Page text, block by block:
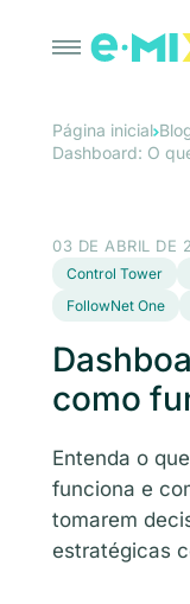
Página inicial
Dashboard: O
03 DE ABRIL DE
Control Tower
FollowNet One
como
Entenda o
funciona e
tomarem
estratégicas